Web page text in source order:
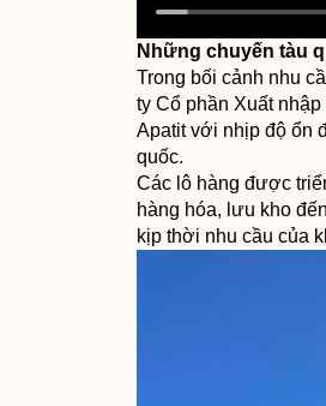
Những chuyến tàu
Trong bối cảnh nhu
ty Cổ phần Xuất
Apatit với nhịp độ ổn
quốc.
Các lô hàng được
hàng hóa, lưu kho
kịp thời nhu cầu của